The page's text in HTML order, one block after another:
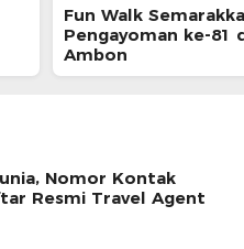
Fun Walk
Pengayoman ke-81
Ambon
Nomor Kontak
Resmi Travel Agent